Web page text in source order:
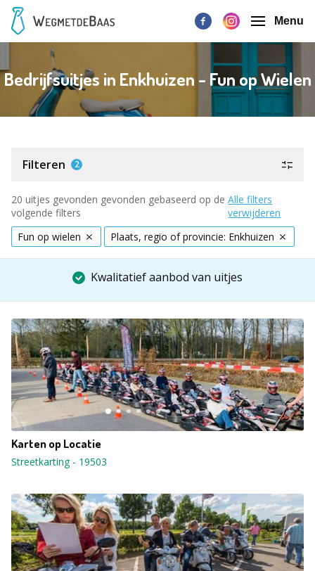
Menu
Bedrijfsuitjes in Enkhuizen - Fun op Wielen
Filteren 2
20 uitjes gevonden gevonden gebaseerd op de
volgende filters
Alle filters
verwijderen
Fun op wielen
Plaats, regio of provincie: Enkhuizen
Kwalitatief aanbod van uitjes
Karten op Locatie
Streetkarting- 19503